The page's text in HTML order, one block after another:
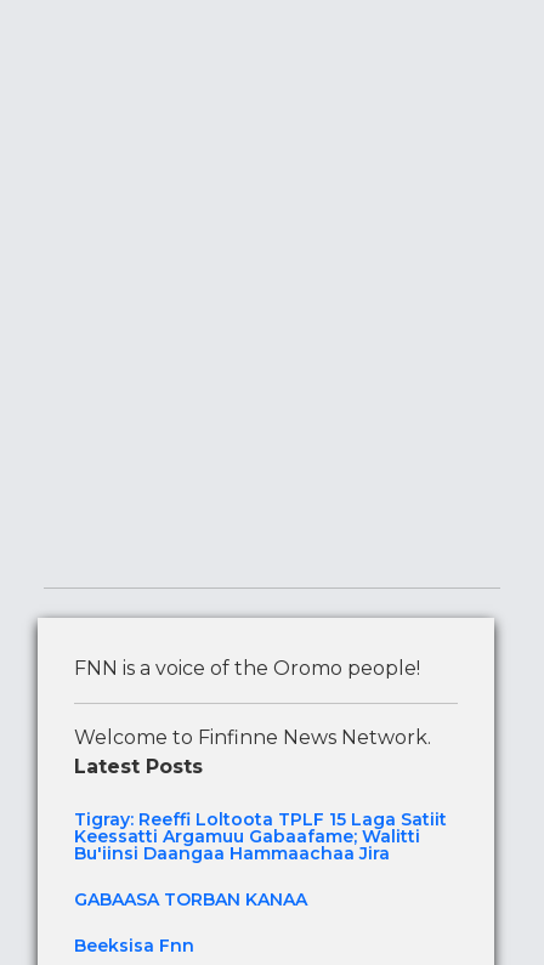
FNN is a voice of the Oromo people!
Welcome to Finfinne News Network.
Latest Posts
Tigray: Reeffi Loltoota TPLF 15 Laga Satiit
Keessatti Argamuu Gabaafame; Walitti
Bu'iinsi Daangaa Hammaachaa Jira
GABAASA TORBAN KANAA
Beeksisa Fnn